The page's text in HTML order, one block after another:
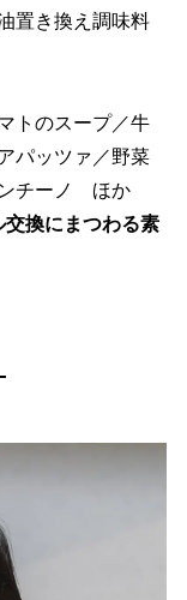
置き換え調味料
トのスープ／牛
パッツァ／野菜
ンチーノ ほか
換にまつわる素